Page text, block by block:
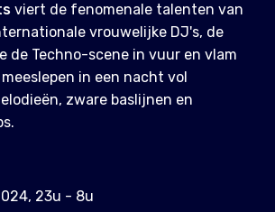
viert de fenomenale talenten van
vrouwelijke DJ's, de
de Techno-scene in vuur en vlam
in een nacht vol
zware baslijnen en
23u - 8u